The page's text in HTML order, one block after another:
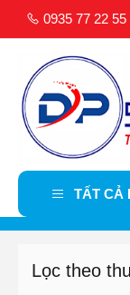
0935 77 22 55
TẤT CẢ
Lọc theo